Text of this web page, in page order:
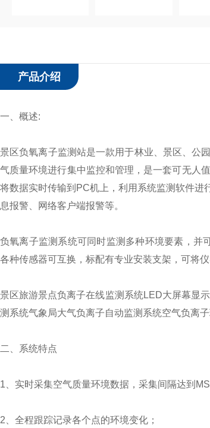
产品介绍
一、概述:
景区负氧离子监测站是一款用于林业、景区、公
气质量环境进行集中监控和管理，是一套可无人
将数据实时传输到PC机上，利用系统监测软件
息报警、网络客户端报警等。
负氧离子监测系统可同时监测多种环境要素，并
各种传感器可互换，标配有专业安装支架，可将
景区旅游景点负离子在线监测系统LED大屏幕显
测系统气象局大气负离子自动监测系统空气负离子
二、系统特点
1、实时采集空气质量环境数据，采集间隔达到MS
2、全程跟踪记录各个点的环境变化；